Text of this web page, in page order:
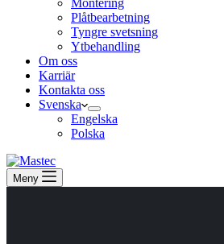
Montering
Plåtbearbetning
Tyngre svetsning
Ytbehandling
Om oss
Karriär
Kontakta oss
Svenska
Engelska
Polska
Meny